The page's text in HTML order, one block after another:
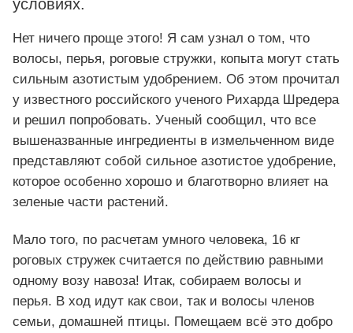
условиях.
Нет ничего проще этого! Я сам узнал о том, что
волосы, перья, роговые стружки, копыта могут стать
сильным азотистым удобрением. Об этом прочитал
у известного российского ученого Рихарда Шредера
и решил попробовать. Ученый сообщил, что все
вышеназванные ингредиенты в измельченном виде
представляют собой сильное азотистое удобрение,
которое особенно хорошо и благотворно влияет на
зеленые части растений.
Мало того, по расчетам умного человека, 16 кг
роговых стружек считается по действию равными
одному возу навоза! Итак, собираем волосы и
перья. В ход идут как свои, так и волосы членов
семьи, домашней птицы. Помещаем всё это добро